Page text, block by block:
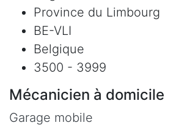
Province du Limbourg
BE-VLI
Belgique
3500 - 3999
Mécanicien à domicile
Garage mobile